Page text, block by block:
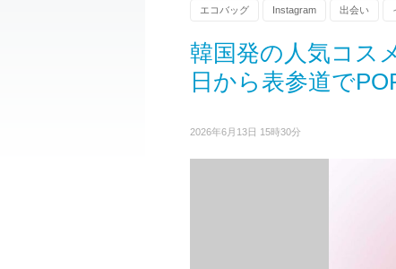
エコバッグ Instagram 出会い
韓国発の人気コス
日から表参道で
2026年6月13日 15時30分